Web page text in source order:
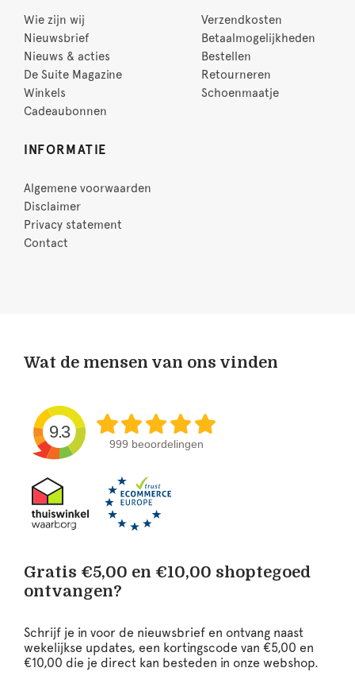
Wie zijn wij
Nieuwsbrief
Nieuws & acties
De Suite Magazine
Winkels
Cadeaubonnen
Verzendkosten
Betaalmogelijkheden
Bestellen
Retourneren
Schoenmaatje
INFORMATIE
Algemene voorwaarden
Disclaimer
Privacy statement
Contact
Wat de mensen van ons vinden
9.3
999 beoordelingen
Gratis €5,00 en €10,00 shoptegoed
ontvangen?
Schrijf je in voor de nieuwsbrief en ontvang naast
wekelijkse updates, een kortingscode van €5,00 en
€10,00 die je direct kan besteden in onze webshop.